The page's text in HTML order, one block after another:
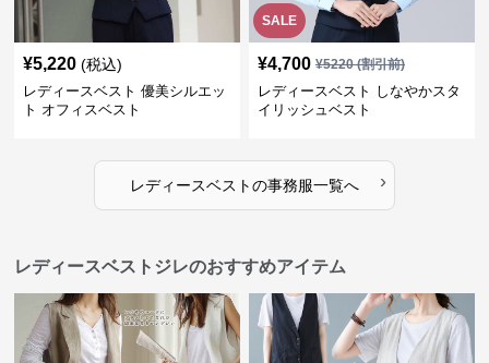
¥5,220 (税込)
レディースベスト 優美シルエッ
ト オフィスベスト
SALE
¥4,700 ¥5220(割引前)
レディースベスト しなやかスタ
イリッシュベスト
レディースベストの事務服一覧へ ›
レディースベストジレのおすすめアイテム